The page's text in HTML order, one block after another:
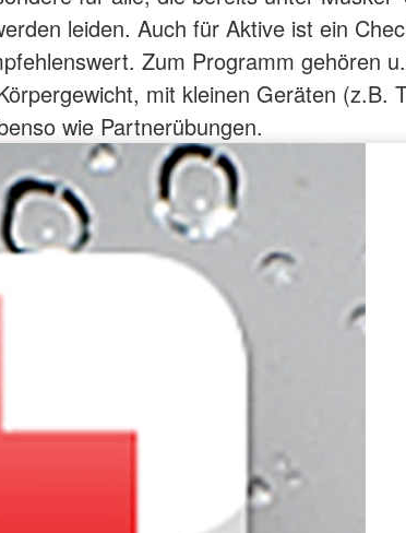
leiden. Auch für Aktive ist ein
Zum Programm gehören
mit kleinen Geräten (z.B.
wie Partnerübungen.